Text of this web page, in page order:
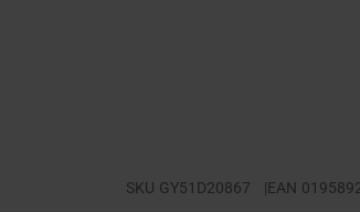
SKU GY51D20867 |EAN